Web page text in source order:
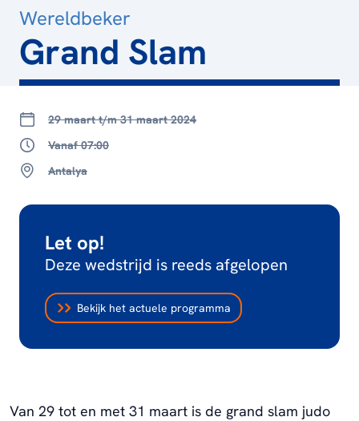
Wereldbeker
Grand Slam
29 maart t/m 31 maart 2024
Vanaf 07:00
Antalya
Let op!
Deze wedstrijd is reeds afgelopen
Bekijk het actuele programma
Van 29 tot en met 31 maart is de grand slam judo